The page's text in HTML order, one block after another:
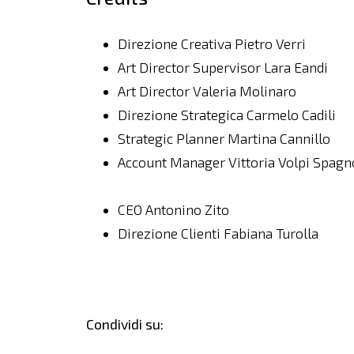
Direzione Creativa Pietro Verri
Art Director Supervisor Lara Eandi
Art Director Valeria Molinaro
Direzione Strategica Carmelo Cadili
Strategic Planner Martina Cannillo
Account Manager Vittoria Volpi
CEO Antonino Zito
Direzione Clienti Fabiana Turolla
Condividi su: